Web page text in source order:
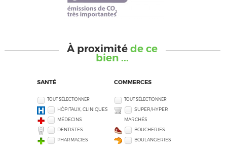
À proximitéde ce
bien ...
SANTÉ
TOUT SÉLECTIONNER
HÔPITAUX, CLINIQUES
MÉDECINS
DENTISTES
PHARMACIES
COMMERCES
TOUT SÉLECTIONNER
SUPER/HYPER
MARCHÉS
BOUCHERIES
BOULANGERIES